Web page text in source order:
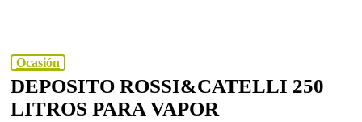
Ocasión
DEPOSITO ROSSI&CATELLI 250
LITROS PARA VAPOR